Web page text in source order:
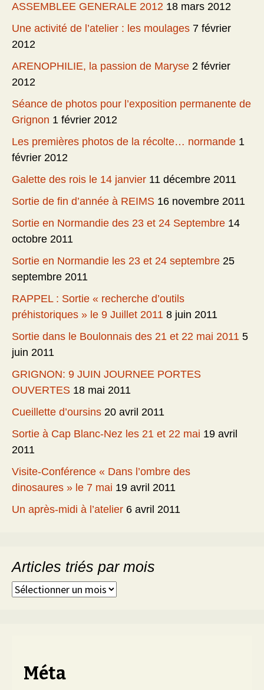
ASSEMBLEE GENERALE 2012 18 mars 2012
Une activité de l’atelier : les moulages 7 février
2012
ARENOPHILIE, la passion de Maryse 2 février
2012
Séance de photos pour l’exposition permanente de
Grignon 1 février 2012
Les premières photos de la récolte… normande 1
février 2012
Galette des rois le 14 janvier 11 décembre 2011
Sortie de fin d’année à REIMS 16 novembre 2011
Sortie en Normandie des 23 et 24 Septembre 14
octobre 2011
Sortie en Normandie les 23 et 24 septembre 25
septembre 2011
RAPPEL : Sortie « recherche d’outils
préhistoriques » le 9 Juillet 2011 8 juin 2011
Sortie dans le Boulonnais des 21 et 22 mai 2011 5
juin 2011
GRIGNON: 9 JUIN JOURNEE PORTES
OUVERTES 18 mai 2011
Cueillette d’oursins 20 avril 2011
Sortie à Cap Blanc-Nez les 21 et 22 mai 19 avril
2011
Visite-Conférence « Dans l’ombre des
dinosaures » le 7 mai 19 avril 2011
Un après-midi à l’atelier 6 avril 2011
Articles triés par mois
Articles
Méta